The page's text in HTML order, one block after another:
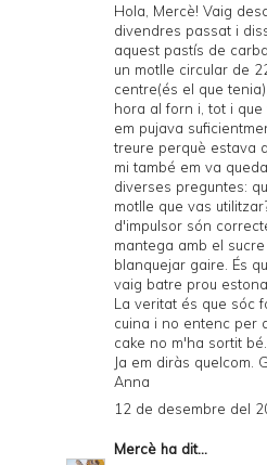
Hola, Mercè! Vaig
divendres passat i
aquest pastís de
un motlle circular de
centre(és el que
hora al forn i, tot i
em pujava
treure perquè estava
mi també em va
diverses preguntes:
motlle que vas
d'impulsor són
mantega amb el
blanquejar gaire. És
vaig batre prou
La veritat és que sóc
cuina i no entenc per
cake no m'ha sortit bé.
Ja em diràs quelcom.
Anna
12 de desembre del
Mercè ha dit...